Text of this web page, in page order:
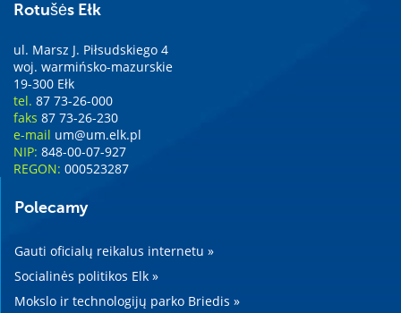
Rotušės Ełk
ul. Marsz J. Piłsudskiego 4
woj. warmińsko-mazurskie
19-300 Ełk
tel. 87 73-26-000
faks 87 73-26-230
e-mail um@um.elk.pl
NIP: 848-00-07-927
REGON: 000523287
Polecamy
Gauti oficialų reikalus internetu »
Socialinės politikos Elk »
Mokslo ir technologijų parko Briedis »